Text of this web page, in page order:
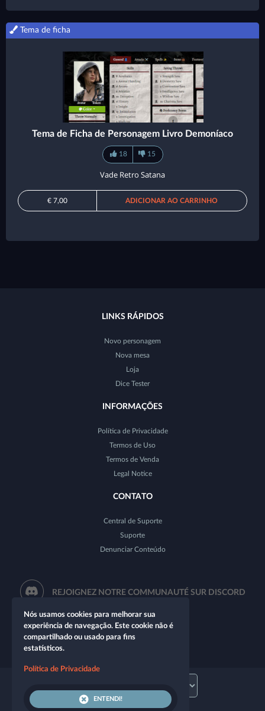
Tema de ficha
Tema de Ficha de Personagem Livro Demoníaco
18 15
Vade Retro Satana
€ 7,00 ADICIONAR AO CARRINHO
LINKS RÁPIDOS
Novo personagem
Nova mesa
Loja
Dice Tester
INFORMAÇÕES
Política de Privacidade
Termos de Uso
Termos de Venda
Legal Notice
CONTATO
Central de Suporte
Suporte
Denunciar Conteúdo
REJOIGNEZ NOTRE COMMUNAUTÉ SUR DISCORD
Nós usamos cookies para melhorar sua
experiência de navegação. Este cookie não é
compartilhado ou usado para fins
estatísticos.
Política de Privacidade
ENTENDI!